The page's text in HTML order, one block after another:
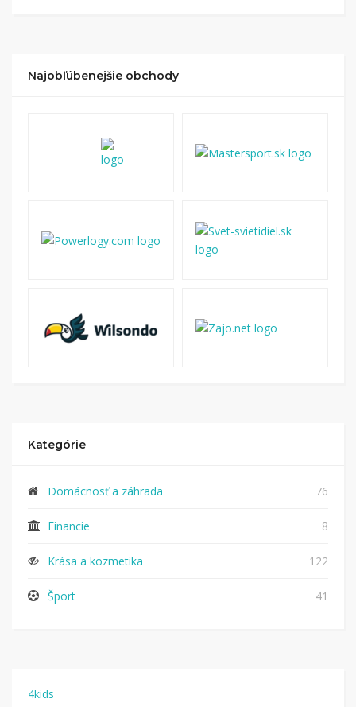
nákupu, si tieto peniaze môžete dať hneď vyplatiť
Najobľúbenejšie obchody
Kategórie
Domácnosť a záhrada 76
Financie 8
Krása a kozmetika 122
Šport 41
4kids